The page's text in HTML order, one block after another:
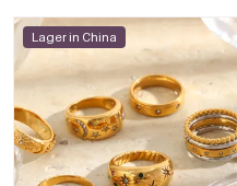
Lager in China